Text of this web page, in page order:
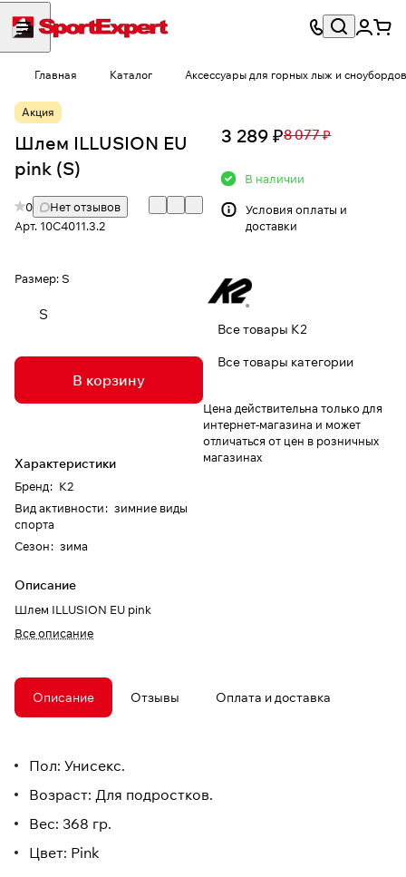
Главная Каталог Аксессуары для горных лыж и сноубордов
Акция
Шлем ILLUSION EU
pink (S)
0
Нет отзывов
Арт. 10C4011.3.2
Размер:S
S
В корзину
Характеристики
Бренд: K2
Вид активности: зимние виды
спорта
Сезон: зима
Описание
Шлем ILLUSION EU pink
Все описание
3 289 ₽8 077 ₽
В наличии
Условия оплаты и
доставки
Все товары K2
Все товары категории
Цена действительна только для
интернет-магазина и может
отличаться от цен в розничных
магазинах
Описание Отзывы Оплата и доставка
Пол: Унисекс.
Возраст: Для подростков.
Вес: 368 гр.
Цвет: Pink